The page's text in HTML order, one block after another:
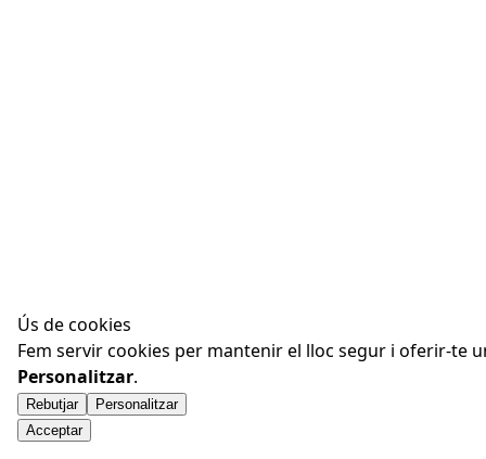
Ús de cookies
Fem servir cookies per mantenir el lloc segur i oferir-te
Personalitzar.
Rebutjar
Personalitzar
Acceptar